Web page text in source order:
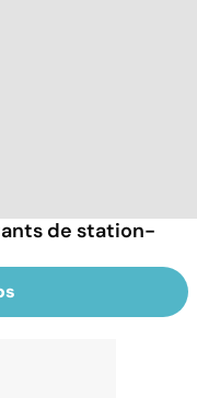
de station-